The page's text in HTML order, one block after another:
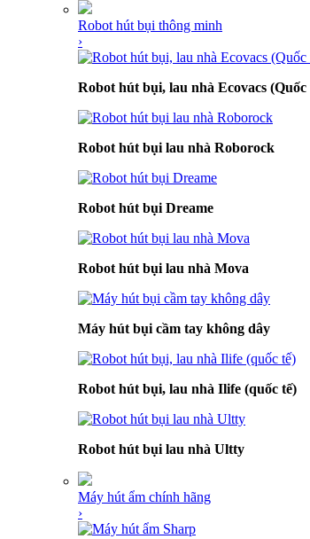
Robot hút bụi thông minh
›
Robot hút bụi, lau nhà Ecovacs (Quốc
Robot hút bụi lau nhà Roborock
Robot hút bụi Dreame
Robot hút bụi lau nhà Mova
Máy hút bụi cầm tay không dây
Robot hút bụi, lau nhà Ilife (quốc tế)
Robot hút bụi lau nhà Ultty
Máy hút ẩm chính hãng
›